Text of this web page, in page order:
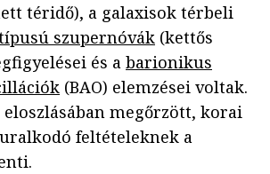
téridő), a galaxisok térbeli
szupernóvák (kettős
és a barionikus
(BAO) elemzései voltak.
eloszlásában megőrzött, korai
feltételeknek a